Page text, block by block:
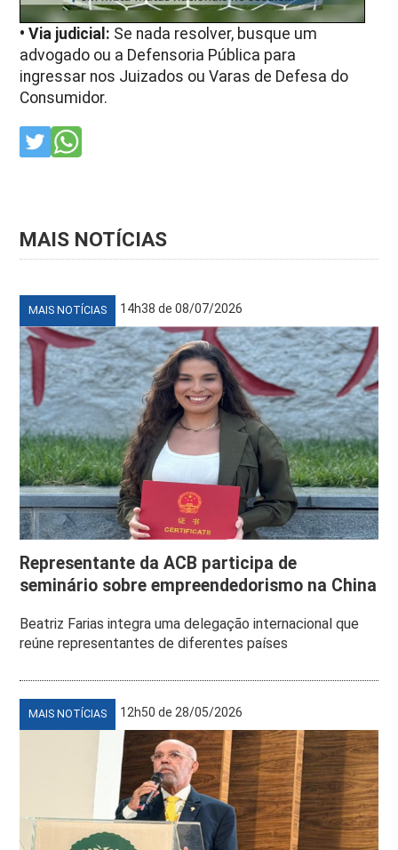
• Via judicial: Se nada resolver, busque um
advogado ou a Defensoria Pública para
ingressar nos Juizados ou Varas de Defesa do
Consumidor.
MAIS NOTÍCIAS
MAIS NOTÍCIAS 14h38 de 08/07/2026
Representante da ACB participa de
seminário sobre empreendedorismo na China
Beatriz Farias integra uma delegação internacional que
reúne representantes de diferentes países
MAIS NOTÍCIAS 12h50 de 28/05/2026